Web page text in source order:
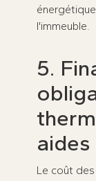
l'immeuble.
5.
Le coût